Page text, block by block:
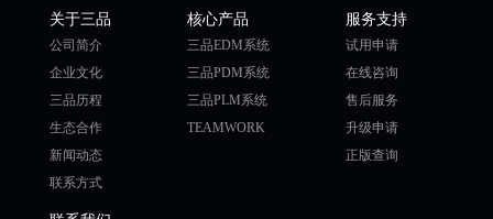
关于三品
公司简介
企业文化
三品历程
生态合作
新闻动态
联系方式
核心产品
三品EDM系统
三品PDM系统
三品PLM系统
TEAMWORK
服务支持
试用申请
在线咨询
售后服务
升级申请
正版查询